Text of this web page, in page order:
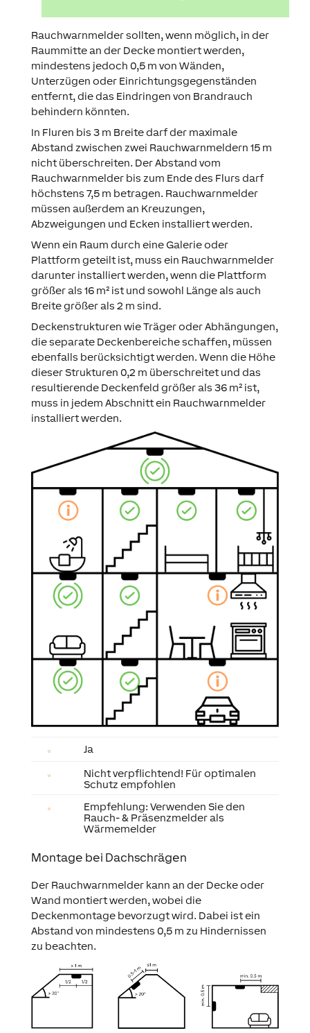
Rauchwarnmelder sollten, wenn möglich, in der
Raummitte an der Decke montiert werden,
mindestens jedoch 0,5 m von Wänden,
Unterzügen oder Einrichtungsgegenständen
entfernt, die das Eindringen von Brandrauch
behindern könnten.
In Fluren bis 3 m Breite darf der maximale
Abstand zwischen zwei Rauchwarnmeldern 15 m
nicht überschreiten. Der Abstand vom
Rauchwarnmelder bis zum Ende des Flurs darf
höchstens 7,5 m betragen. Rauchwarnmelder
müssen außerdem an Kreuzungen,
Abzweigungen und Ecken installiert werden.
Wenn ein Raum durch eine Galerie oder
Plattform geteilt ist, muss ein Rauchwarnmelder
darunter installiert werden, wenn die Plattform
größer als 16 m² ist und sowohl Länge als auch
Breite größer als 2 m sind.
Deckenstrukturen wie Träger oder Abhängungen,
die separate Deckenbereiche schaffen, müssen
ebenfalls berücksichtigt werden. Wenn die Höhe
dieser Strukturen 0,2 m überschreitet und das
resultierende Deckenfeld größer als 36 m² ist,
muss in jedem Abschnitt ein Rauchwarnmelder
installiert werden.
Ja
Nicht verpflichtend! Für optimalen
Schutz empfohlen
Empfehlung: Verwenden Sie den
Rauch- & Präsenzmelder als
Wärmemelder
Montage bei Dachschrägen
Der Rauchwarnmelder kann an der Decke oder
Wand montiert werden, wobei die
Deckenmontage bevorzugt wird. Dabei ist ein
Abstand von mindestens 0,5 m zu Hindernissen
zu beachten.